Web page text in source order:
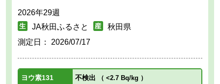
2026年29週
JA秋田ふるさと
秋田県
測定日： 2026/07/17
ヨウ素131 不検出 （ <2.7 Bq/kg ）